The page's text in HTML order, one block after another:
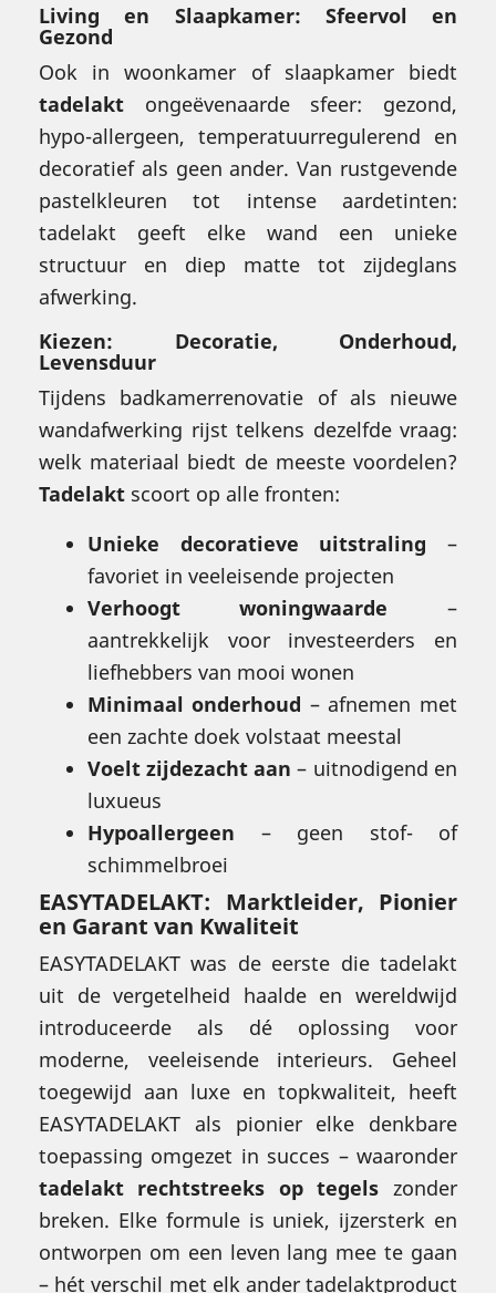
Living en Slaapkamer: Sfeervol en
Gezond
Ook in woonkamer of slaapkamer biedt
tadelakt ongeëvenaarde sfeer: gezond,
hypo-allergeen, temperatuurregulerend en
decoratief als geen ander. Van rustgevende
pastelkleuren tot intense aardetinten:
tadelakt geeft elke wand een unieke
structuur en diep matte tot zijdeglans
afwerking.
Kiezen: Decoratie, Onderhoud,
Levensduur
Tijdens badkamerrenovatie of als nieuwe
wandafwerking rijst telkens dezelfde vraag:
welk materiaal biedt de meeste voordelen?
Tadelakt scoort op alle fronten:
Unieke decoratieve uitstraling –
favoriet in veeleisende projecten
Verhoogt woningwaarde –
aantrekkelijk voor investeerders en
liefhebbers van mooi wonen
Minimaal onderhoud – afnemen met
een zachte doek volstaat meestal
Voelt zijdezacht aan – uitnodigend en
luxueus
Hypoallergeen – geen stof- of
schimmelbroei
EASYTADELAKT: Marktleider, Pionier
en Garant van Kwaliteit
EASYTADELAKT was de eerste die tadelakt
uit de vergetelheid haalde en wereldwijd
introduceerde als dé oplossing voor
moderne, veeleisende interieurs. Geheel
toegewijd aan luxe en topkwaliteit, heeft
EASYTADELAKT als pionier elke denkbare
toepassing omgezet in succes – waaronder
tadelakt rechtstreeks op tegels zonder
breken. Elke formule is uniek, ijzersterk en
ontworpen om een leven lang mee te gaan
– hét verschil met elk ander tadelaktproduct